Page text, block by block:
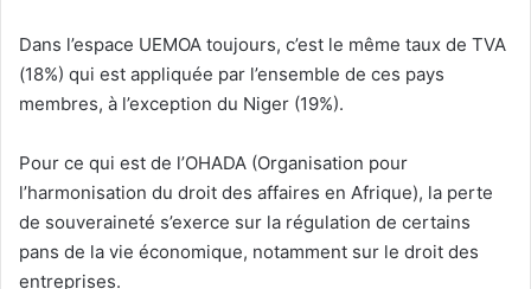
Dans l’espace UEMOA toujours, c’est le même taux de TVA
(18%) qui est appliquée par l’ensemble de ces pays
membres, à l’exception du Niger (19%).
Pour ce qui est de l’OHADA (Organisation pour
l’harmonisation du droit des affaires en Afrique), la perte
de souveraineté s’exerce sur la régulation de certains
pans de la vie économique, notamment sur le droit des
entreprises.